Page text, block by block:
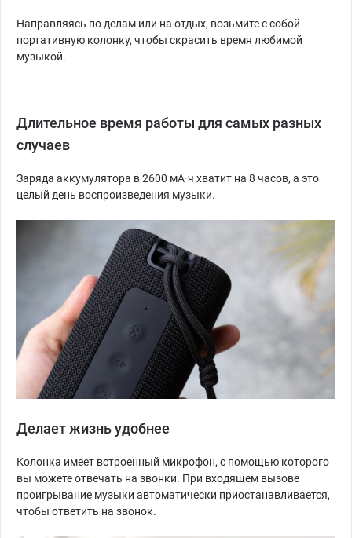
Направляясь по делам или на отдых, возьмите с собой
портативную колонку, чтобы скрасить время любимой
музыкой.
Длительное время работы для самых разных
случаев
Заряда аккумулятора в 2600 мА·ч хватит на 8 часов, а это
целый день воспроизведения музыки.
Делает жизнь удобнее
Колонка имеет встроенный микрофон, с помощью которого
вы можете отвечать на звонки. При входящем вызове
проигрывание музыки автоматически приостанавливается,
чтобы ответить на звонок.